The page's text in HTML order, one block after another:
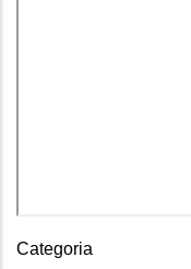
Categoria